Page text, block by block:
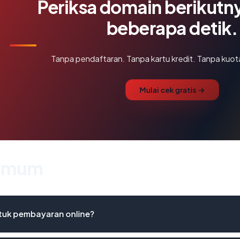
Periksa domain
beberapa detik.
Tanpa pendaftaran. Tanpa kartu kredit. Tanpa
Mulai cek gratis →
pembayaran online?